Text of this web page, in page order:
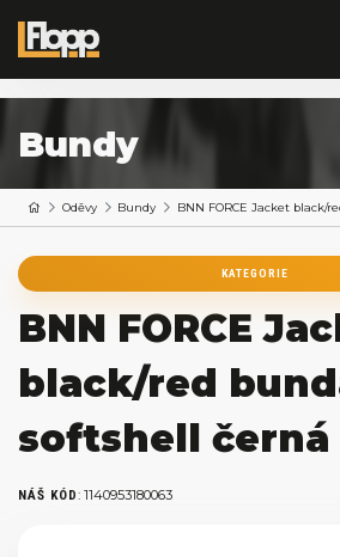
Bundy
Oděvy Bundy BNN FORCE Jacket black/
KATEGORIE
BNN FORCE
black/red
softshell černá
NÁŠ KÓD: 1140953180063